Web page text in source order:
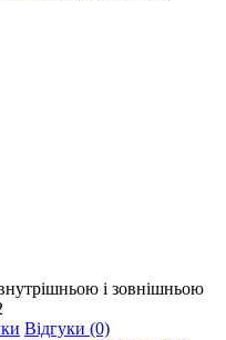
і зовнішньою
Відгуки (0)